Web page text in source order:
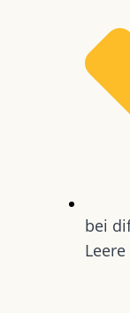
bei
Leere